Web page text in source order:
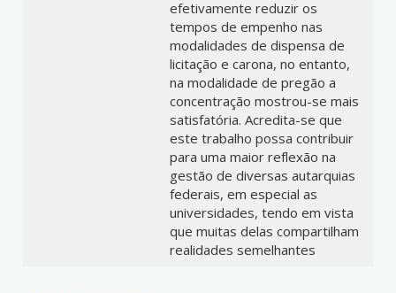
efetivamente reduzir os
tempos de empenho nas
modalidades de dispensa de
licitação e carona, no entanto,
na modalidade de pregão a
concentração mostrou-se mais
satisfatória. Acredita-se que
este trabalho possa contribuir
para uma maior reflexão na
gestão de diversas autarquias
federais, em especial as
universidades, tendo em vista
que muitas delas compartilham
realidades semelhantes